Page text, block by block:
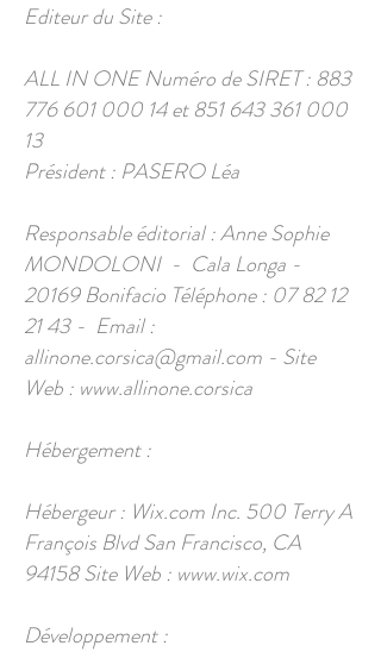
Editeur du Site :
ALL IN ONE Numéro de SIRET : 883
776 601 000 14et851 643 361 000
13
Président : PASERO Léa
Responsable éditorial : Anne Sophie
MONDOLONI - Cala Longa -
20169 Bonifacio Téléphone : 07 82 12
21 43- Email :
allinone.corsica@gmail.com - Site
Web : www.allinone.corsica
Hébergement :
Hébergeur : Wix.com Inc. 500 Terry A
François Blvd San Francisco, CA
94158 Site Web : www.wix.com
Développement :